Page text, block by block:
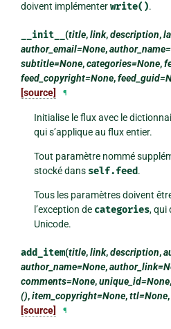
doivent implémenterwrite().
__init__ (title,link,description,
author_email=None,
subtitle=None,categories=None,
feed_copyright=None,
[source]
¶
Initialise le flux avec le
qui s’applique au flux entier.
Tout paramètre nommé
stocké dans self.feed.
Tous les paramètres doivent
l’exception de categories, qui
Unicode.
add_item(title,link,description,
author_name=None,
comments=None,unique_id=None,
(),item_copyright=None,ttl=None,
[source]
¶